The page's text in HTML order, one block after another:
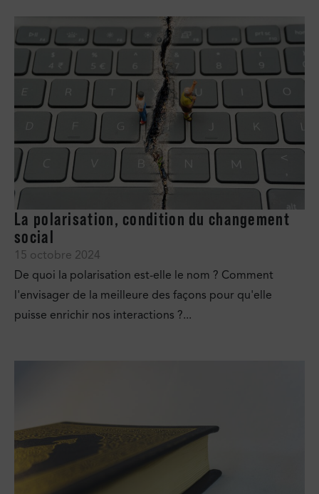
La polarisation, condition du changement
social
15 octobre 2024
De quoi la polarisation est-elle le nom ? Comment
l'envisager de la meilleure des façons pour qu'elle
puisse enrichir nos interactions ?...